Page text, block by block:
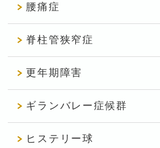
腰痛症
脊柱管狭窄症
更年期障害
ギランバレー症候群
ヒステリー球